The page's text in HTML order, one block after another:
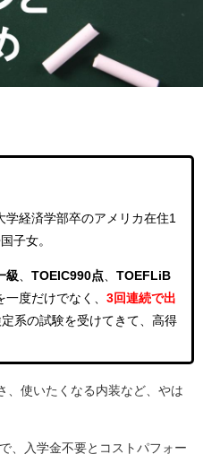
学経済学部卒のアメリカ在住1
子女。
級 、TOEIC990点 、TOEFLiB
度だけでなく、 3回連続で出
系の試験を受けてきて、高得
、使いたくなる内装など、やは
、入学金不要とコストパフォー